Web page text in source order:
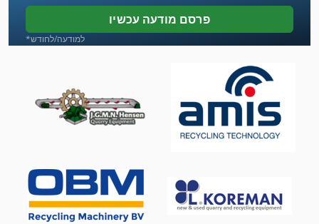
כיסוי העיתונות
כלי רכב
לחצו על הכלי בלם
לת 16 קיי 20
מתח טעינה
עבודה מספר
פרסם מודעה עכשיו
*למודעה/לחודש